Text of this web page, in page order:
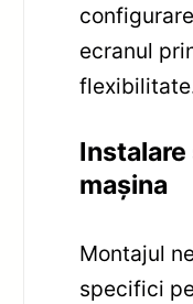
ecranul
mașina
Montajul
specifici